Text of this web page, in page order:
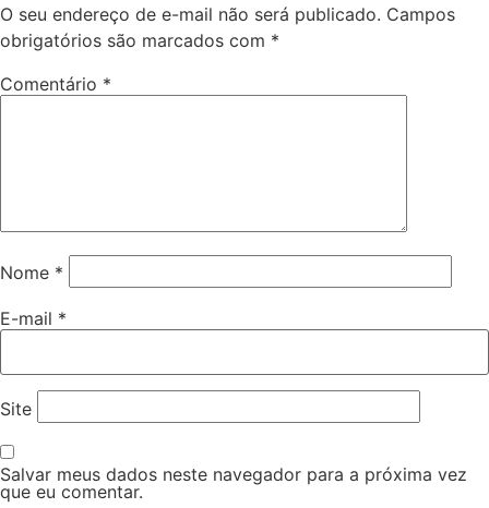
O seu endereço de e-mail não será publicado. Campos
obrigatórios são marcados com *
Comentário *
Nome *
E-mail *
Site
Salvar meus dados neste navegador para a próxima vez
que eu comentar.